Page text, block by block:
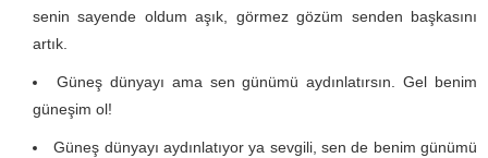
senin sayende oldum aşık, görmez gözüm senden başkasını
artık.
Güneş dünyayı ama sen günümü aydınlatırsın. Gel benim
güneşim ol!
Güneş dünyayı aydınlatıyor ya sevgili, sen de benim günümü